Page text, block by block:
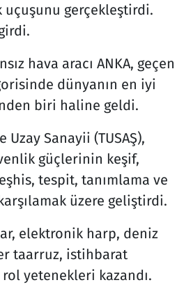
uçuşunu gerçekleştirdi.
hava aracı ANKA, geçen
dünyanın en iyi
biri haline geldi.
Uzay Sanayii (TUSAŞ),
güçlerinin keşif,
tespit, tanımlama ve
üzere geliştirdi.
elektronik harp, deniz
taarruz, istihbarat
yetenekleri kazandı.